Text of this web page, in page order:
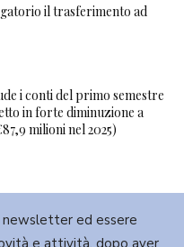
il trasferimento ad
i conti del primo semestre
in forte diminuzione a
milioni nel 2025)
newsletter ed essere
e attività, dopo aver